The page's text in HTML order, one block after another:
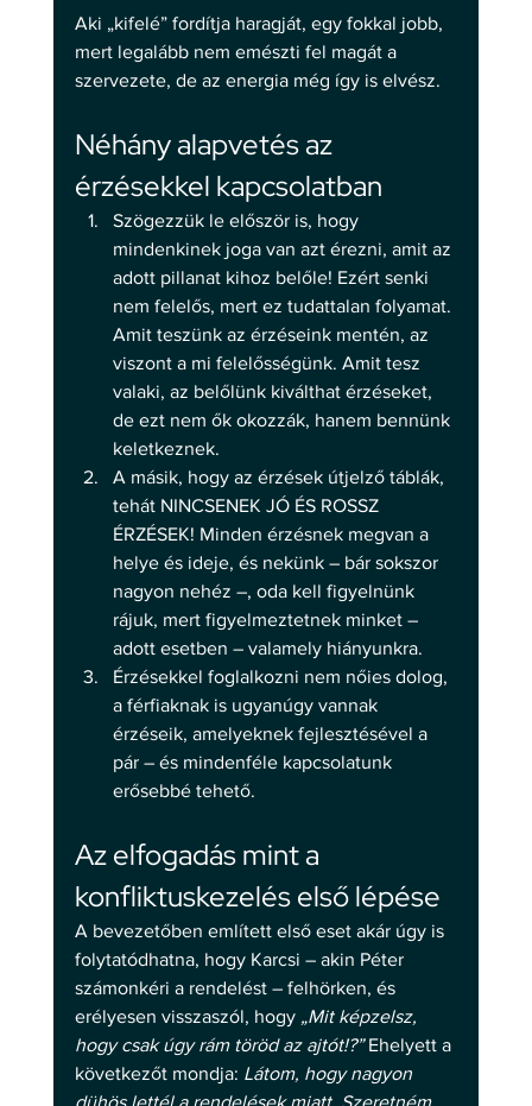
Aki „kifelé” fordítja haragját, egy fokkal jobb,
mert legalább nem emészti fel magát a
szervezete, de az energia még így is elvész.
Néhány alapvetés az
érzésekkel kapcsolatban
Szögezzük le először is, hogy
mindenkinek joga van azt érezni, amit az
adott pillanat kihoz belőle! Ezért senki
nem felelős, mert ez tudattalan folyamat.
Amit teszünk az érzéseink mentén, az
viszont a mi felelősségünk. Amit tesz
valaki, az belőlünk kiválthat érzéseket,
de ezt nem ők okozzák, hanem bennünk
keletkeznek.
A másik, hogy az érzések útjelző táblák,
tehát NINCSENEK JÓ ÉS ROSSZ
ÉRZÉSEK! Minden érzésnek megvan a
helye és ideje, és nekünk – bár sokszor
nagyon nehéz –, oda kell figyelnünk
rájuk, mert figyelmeztetnek minket –
adott esetben – valamely hiányunkra.
Érzésekkel foglalkozni nem nőies dolog,
a férfiaknak is ugyanúgy vannak
érzéseik, amelyeknek fejlesztésével a
pár – és mindenféle kapcsolatunk
erősebbé tehető.
Az elfogadás mint a
konfliktuskezelés első lépése
A bevezetőben említett első eset akár úgy is
folytatódhatna, hogy Karcsi – akin Péter
számonkéri a rendelést – felhörken, és
erélyesen visszaszól, hogy „Mit képzelsz,
hogy csak úgy rám töröd az ajtót!?” Ehelyett a
következőt mondja: Látom, hogy nagyon